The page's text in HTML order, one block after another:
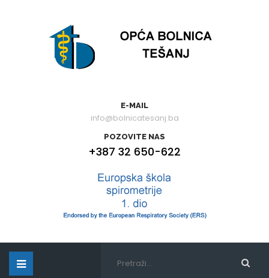
E-MAIL
info@bolnicatesanj.ba
POZOVITE NAS
+387 32 650-622